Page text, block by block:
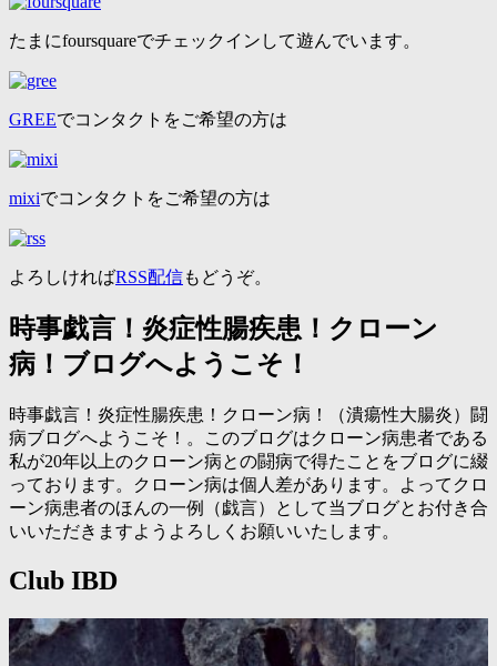
たまにfoursquareでチェックインして遊んでいます。
GREEでコンタクトをご希望の方は
mixiでコンタクトをご希望の方は
よろしければRSS配信もどうぞ。
時事戯言！炎症性腸疾患！クローン
病！ブログへようこそ！
時事戯言！炎症性腸疾患！クローン病！（潰瘍性大腸炎）闘
病ブログへようこそ！。このブログはクローン病患者である
私が20年以上のクローン病との闘病で得たことをブログに綴
っております。クローン病は個人差があります。よってクロ
ーン病患者のほんの一例（戯言）として当ブログとお付き合
いいただきますようよろしくお願いいたします。
Club IBD